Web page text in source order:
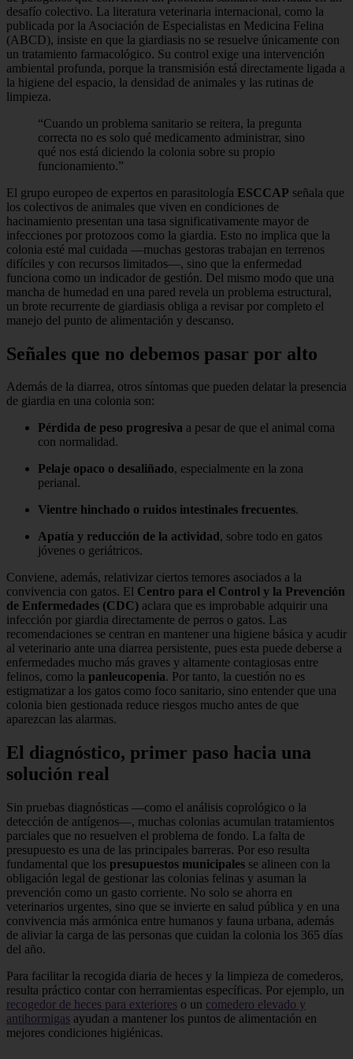
desafío colectivo. La literatura veterinaria internacional, como la
publicada por la Asociación de Especialistas en Medicina Felina
(ABCD), insiste en que la giardiasis no se resuelve únicamente con
un tratamiento farmacológico. Su control exige una intervención
ambiental profunda, porque la transmisión está directamente ligada a
la higiene del espacio, la densidad de animales y las rutinas de
limpieza.
“Cuando un problema sanitario se reitera, la pregunta
correcta no es solo qué medicamento administrar, sino
qué nos está diciendo la colonia sobre su propio
funcionamiento.”
El grupo europeo de expertos en parasitología ESCCAP señala que
los colectivos de animales que viven en condiciones de
hacinamiento presentan una tasa significativamente mayor de
infecciones por protozoos como la giardia. Esto no implica que la
colonia esté mal cuidada —muchas gestoras trabajan en terrenos
difíciles y con recursos limitados—, sino que la enfermedad
funciona como un indicador de gestión. Del mismo modo que una
mancha de humedad en una pared revela un problema estructural,
un brote recurrente de giardiasis obliga a revisar por completo el
manejo del punto de alimentación y descanso.
Señales que no debemos pasar por alto
Además de la diarrea, otros síntomas que pueden delatar la presencia
de giardia en una colonia son:
Pérdida de peso progresiva a pesar de que el animal coma
con normalidad.
Pelaje opaco o desaliñado, especialmente en la zona
perianal.
Vientre hinchado o ruidos intestinales frecuentes.
Apatía y reducción de la actividad, sobre todo en gatos
jóvenes o geriátricos.
Conviene, además, relativizar ciertos temores asociados a la
convivencia con gatos. El Centro para el Control y la Prevención
de Enfermedades (CDC) aclara que es improbable adquirir una
infección por giardia directamente de perros o gatos. Las
recomendaciones se centran en mantener una higiene básica y acudir
al veterinario ante una diarrea persistente, pues esta puede deberse a
enfermedades mucho más graves y altamente contagiosas entre
felinos, como la panleucopenia. Por tanto, la cuestión no es
estigmatizar a los gatos como foco sanitario, sino entender que una
colonia bien gestionada reduce riesgos mucho antes de que
aparezcan las alarmas.
El diagnóstico, primer paso hacia una
solución real
Sin pruebas diagnósticas —como el análisis coprológico o la
detección de antígenos—, muchas colonias acumulan tratamientos
parciales que no resuelven el problema de fondo. La falta de
presupuesto es una de las principales barreras. Por eso resulta
fundamental que los presupuestos municipales se alineen con la
obligación legal de gestionar las colonias felinas y asuman la
prevención como un gasto corriente. No solo se ahorra en
veterinarios urgentes, sino que se invierte en salud pública y en una
convivencia más armónica entre humanos y fauna urbana, además
de aliviar la carga de las personas que cuidan la colonia los 365 días
del año.
Para facilitar la recogida diaria de heces y la limpieza de comederos,
resulta práctico contar con herramientas específicas. Por ejemplo, un
recogedor de heces para exteriores o un comedero elevado y
antihormigas ayudan a mantener los puntos de alimentación en
mejores condiciones higiénicas.